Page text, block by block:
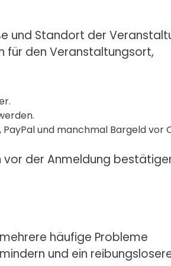
und Standort der
für den Veranstaltungsort,
und manchmal Bargeld vor
vor der Anmeldung
häufige Probleme
und ein